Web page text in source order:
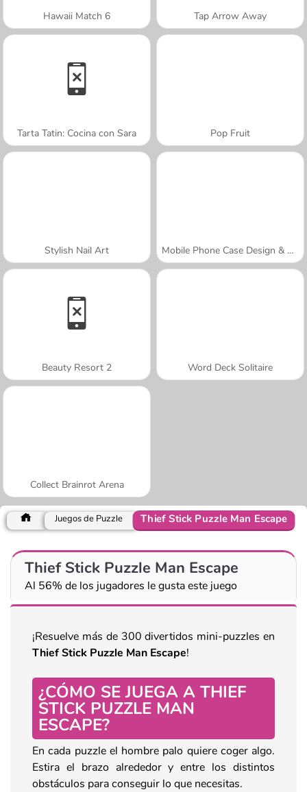
Hawaii Match 6 Tap Arrow Away
Tarta Tatin: Cocina con Sara Pop Fruit
Stylish Nail Art Mobile Phone Case Design & DIY
Beauty Resort 2 Word Deck Solitaire
Collect Brainrot Arena
Juegos de Puzzle Thief Stick Puzzle Man Escape
Thief Stick Puzzle Man Escape
Al 56% de los jugadores le gusta este juego
¡Resuelve más de 300 divertidos mini-puzzles en
Thief Stick Puzzle Man Escape!
¿CÓMO SE JUEGA A THIEF
STICK PUZZLE MAN
ESCAPE?
En cada puzzle el hombre palo quiere coger algo.
Estira el brazo alrededor y entre los distintos
obstáculos para conseguir lo que necesitas.